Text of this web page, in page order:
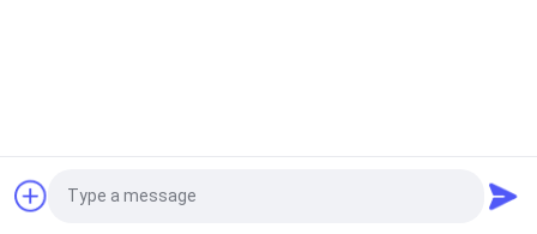
Glorytek Industry (Beijing) Co., Ltd.. All Rights